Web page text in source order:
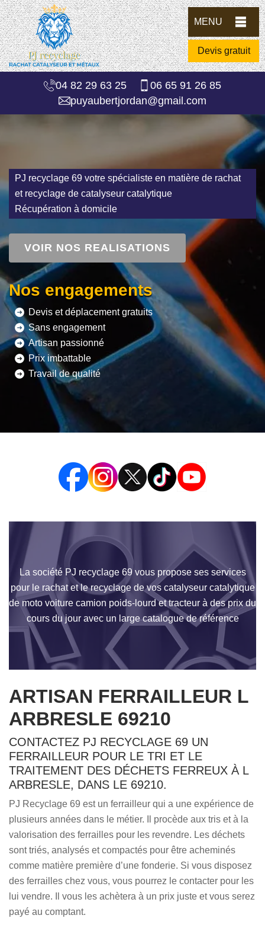
MENU
Devis gratuit
04 82 29 63 25
06 65 91 26 85
puyaubertjordan@gmail.com
PJ recyclage 69 votre spécialiste en matière de rachat
et recyclage de catalyseur catalytique
Récupération à domicile
VOIR NOS REALISATIONS
Nos engagements
Devis et déplacement gratuits
Sans engagement
Artisan passionné
Prix imbattable
Travail de qualité
La société PJ recyclage 69 vous propose ses services
pour le rachat et le recyclage de vos catalyseur catalytique
de moto voiture camion poids-lourd et tracteur à des prix du
cours du jour avec un large catalogue de référence
ARTISAN FERRAILLEUR L
ARBRESLE 69210
CONTACTEZ PJ RECYCLAGE 69 UN
FERRAILLEUR POUR LE TRI ET LE
TRAITEMENT DES DÉCHETS FERREUX À L
ARBRESLE, DANS LE 69210.
PJ Recyclage 69 est un ferrailleur qui a une expérience de
plusieurs années dans le métier. Il procède aux tris et à la
valorisation des ferrailles pour les revendre. Les déchets
sont triés, analysés et compactés pour être acheminés
comme matière première d’une fonderie. Si vous disposez
des ferrailles chez vous, vous pourrez le contacter pour les
lui vendre. Il vous les achètera à un prix juste et vous serez
payé au comptant.